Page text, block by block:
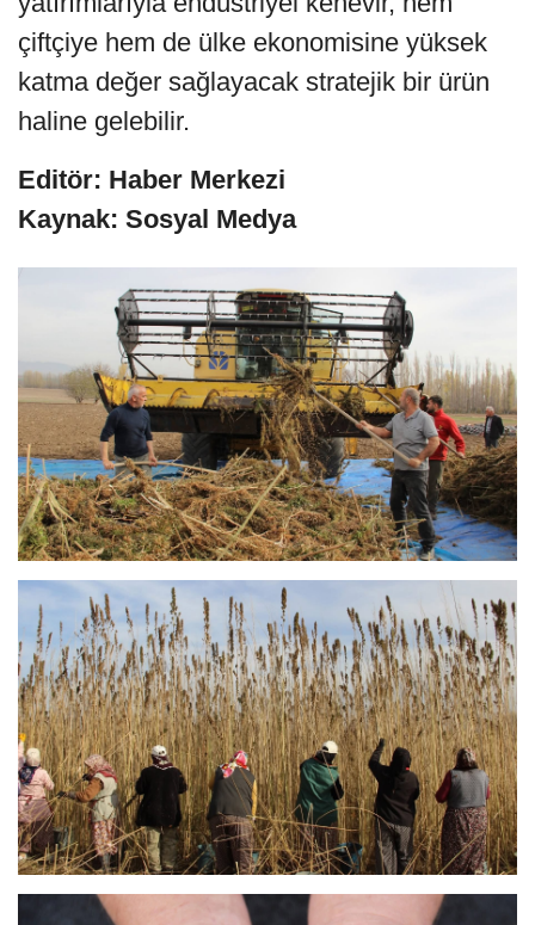
çiftçiye hem de ülke ekonomisine yüksek
katma değer sağlayacak stratejik bir ürün
haline gelebilir.
Editör: Haber Merkezi
Kaynak: Sosyal Medya